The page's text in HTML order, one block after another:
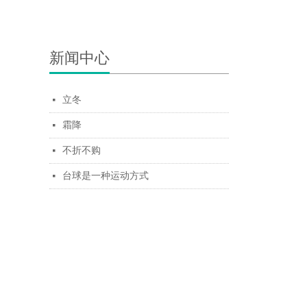
新闻中心
넷 立冬
넷 霜降
넷 不折不购
넷 台球是一种运动方式